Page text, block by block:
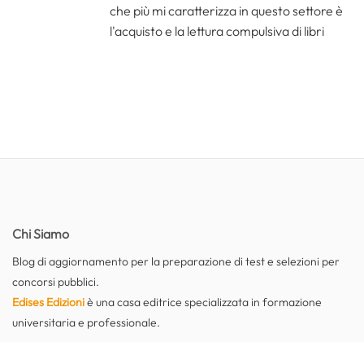
che più mi caratterizza in questo settore è
l'acquisto e la lettura compulsiva di libri
Chi Siamo
Blog di aggiornamento per la preparazione di test e selezioni per
concorsi pubblici.
Edises Edizioniè una casa editrice specializzata in formazione
universitaria e professionale.